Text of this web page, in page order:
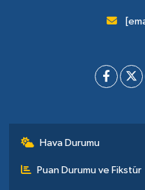
Hava Durumu
Puan Durumu ve Fikstür